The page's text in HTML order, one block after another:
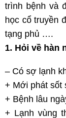
trình bệnh và
học cổ truyền
tạng phủ ….
1. Hỏi về hàn
– Có sợ lạnh
+ Mới phát sốt
+ Bệnh lâu
+ Lạnh vùng